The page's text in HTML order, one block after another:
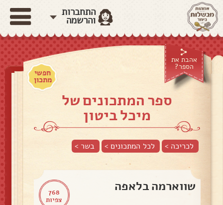
התחברות
והרשמה
אהבת את
הספר?
חפשי
מתכון
ספר המתכונים של
מיכל ביטון
לכריכה > לכל המתכונים > בשר >
768
צפיות
שווארמה בלאפה